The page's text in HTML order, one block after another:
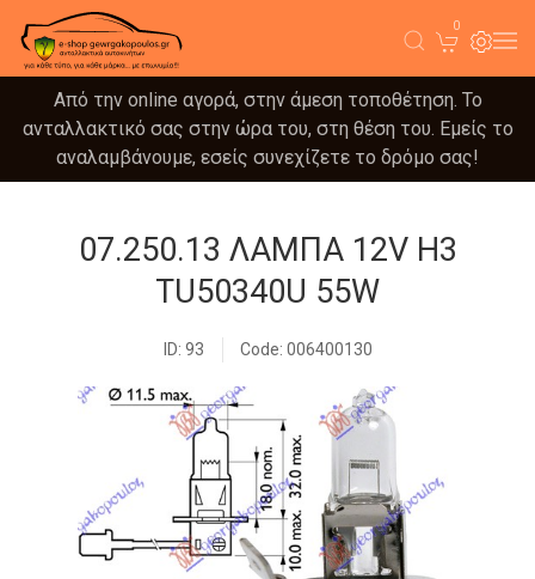
0
Από την online αγορά, στην άμεση τοποθέτηση. Το
ανταλλακτικό σας στην ώρα του, στη θέση του. Εμείς το
αναλαμβάνουμε, εσείς συνεχίζετε το δρόμο σας!
07.250.13 ΛΑΜΠΑ 12V H3
TU50340U 55W
ID: 93 Code: 006400130